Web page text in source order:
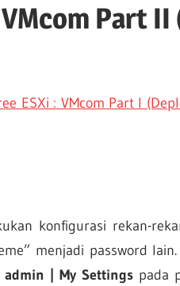
Part
ESXi : VMcom Part I
konfigurasi rekan-
menjadi password
admin | My Settingspada